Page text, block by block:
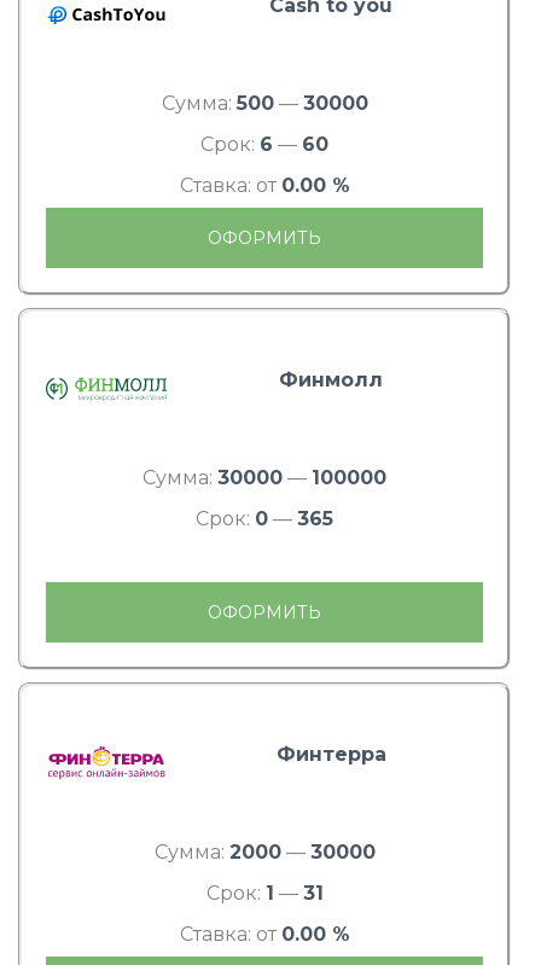
Cash to you
Сумма: 500— 30000
Срок: 6 — 60
Ставка: от 0.00 %
ОФОРМИТЬ
Финмолл
Сумма: 30000 — 100000
Срок: 0 — 365
ОФОРМИТЬ
Финтерра
Сумма: 2000— 30000
Срок: 1 — 31
Ставка: от 0.00 %